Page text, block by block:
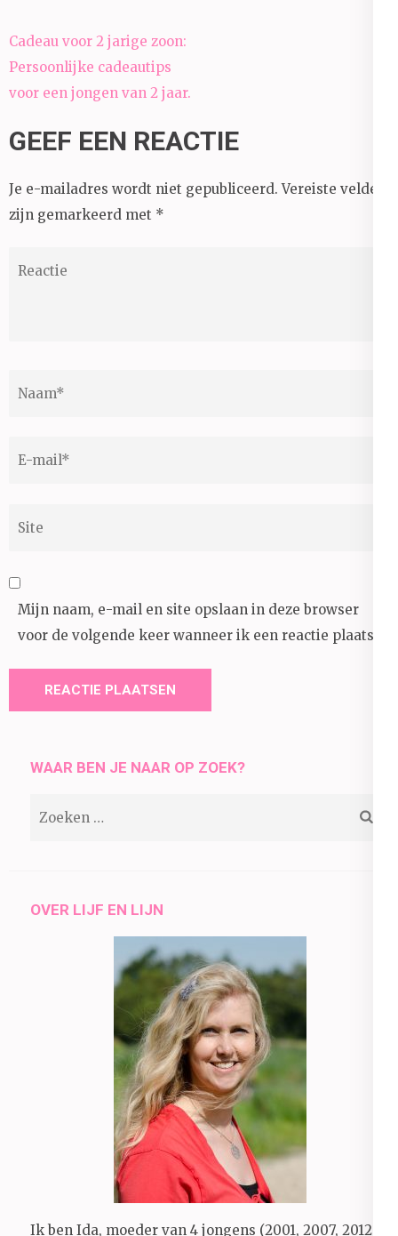
Bericht
navigatie
Cadeau voor 2 jarige zoon:
Persoonlijke cadeautips
voor een jongen van 2 jaar.
GEEF EEN REACTIE
Je e-mailadres wordt niet gepubliceerd. Vereiste velden
zijn gemarkeerd met *
Mijn naam, e-mail en site opslaan in deze browser
voor de volgende keer wanneer ik een reactie plaats.
WAAR BEN JE NAAR OP ZOEK?
OVER LIJF EN LIJN
Ik ben Ida, moeder van 4 jongens (2001, 2007, 2012